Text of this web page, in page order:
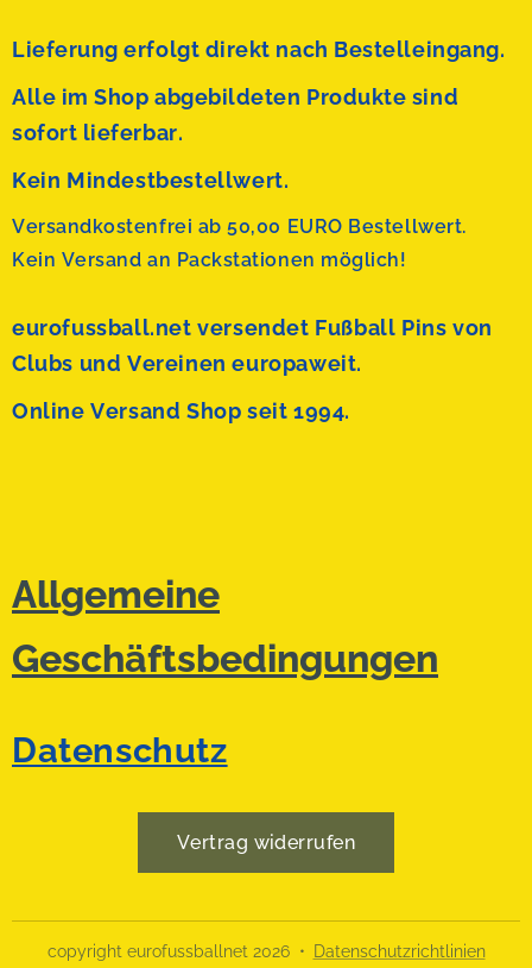
Lieferung erfolgt direkt nach Bestelleingang.
Alle im Shop abgebildeten Produkte sind
sofort lieferbar.
Kein Mindestbestellwert.
Versandkostenfrei ab 50,00 EURO Bestellwert.
Kein Versand an Packstationen möglich!
eurofussball.net versendet Fußball Pins von
Clubs und Vereinen europaweit.
Online Versand Shop seit 1994.
Allgemeine
Geschäftsbedingungen
Datenschutz
Vertrag widerrufen
copyright eurofussballnet 2026 Datenschutzrichtlinien